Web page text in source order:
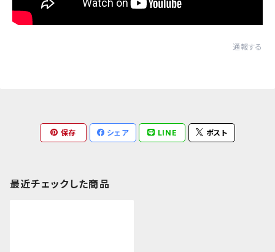
通報する
保存 シェア LINE ポスト
最近チェックした商品